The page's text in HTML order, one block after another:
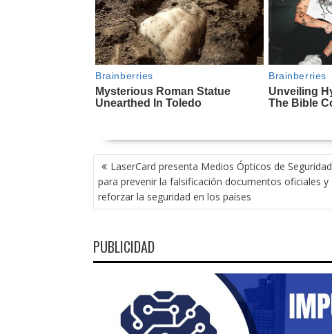
NAVEGACIÓN
DE
ENTRADAS
LaserCard presenta Medios Ópticos de Seguridad
para prevenir la falsificación documentos oficiales y
reforzar la seguridad en los países
PUBLICIDAD